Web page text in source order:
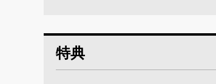
特典